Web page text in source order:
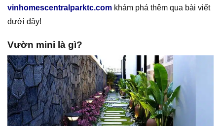
vinhomescentralparktc.com khám phá thêm qua bài viết
dưới đây!
Vườn mini là gì?